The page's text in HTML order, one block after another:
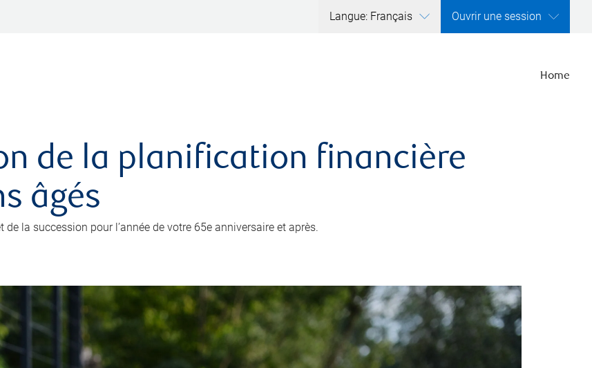
Langue: Français Ouvrir une session
Home
de la planification financière
âgés
la succession pour l’année de votre 65e anniversaire et après.